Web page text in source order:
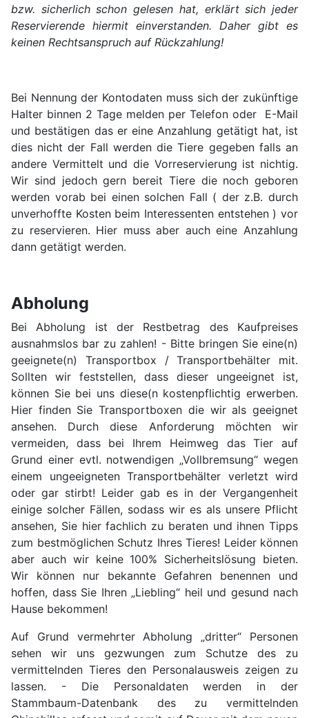
bzw. sicherlich schon gelesen hat, erklärt sich jeder
Reservierende hiermit einverstanden. Daher gibt es
keinen Rechtsanspruch auf Rückzahlung!
Bei Nennung der Kontodaten muss sich der zukünftige
Halter binnen 2 Tage melden per Telefon oder E-Mail
und bestätigen das er eine Anzahlung getätigt hat, ist
dies nicht der Fall werden die Tiere gegeben falls an
andere Vermittelt und die Vorreservierung ist nichtig.
Wir sind jedoch gern bereit Tiere die noch geboren
werden vorab bei einen solchen Fall ( der z.B. durch
unverhoffte Kosten beim Interessenten entstehen ) vor
zu reservieren. Hier muss aber auch eine Anzahlung
dann getätigt werden.
Abholung
Bei Abholung ist der Restbetrag des Kaufpreises
ausnahmslos bar zu zahlen! - Bitte bringen Sie eine(n)
geeignete(n) Transportbox / Transportbehälter mit.
Sollten wir feststellen, dass dieser ungeeignet ist,
können Sie bei uns diese(n kostenpflichtig erwerben.
Hier finden Sie Transportboxen die wir als geeignet
ansehen. Durch diese Anforderung möchten wir
vermeiden, dass bei Ihrem Heimweg das Tier auf
Grund einer evtl. notwendigen „Vollbremsung“ wegen
einem ungeeigneten Transportbehälter verletzt wird
oder gar stirbt! Leider gab es in der Vergangenheit
einige solcher Fällen, sodass wir es als unsere Pflicht
ansehen, Sie hier fachlich zu beraten und ihnen Tipps
zum bestmöglichen Schutz Ihres Tieres! Leider können
aber auch wir keine 100% Sicherheitslösung bieten.
Wir können nur bekannte Gefahren benennen und
hoffen, dass Sie Ihren „Liebling“ heil und gesund nach
Hause bekommen!
Auf Grund vermehrter Abholung „dritter“ Personen
sehen wir uns gezwungen zum Schutze des zu
vermittelnden Tieres den Personalausweis zeigen zu
lassen. - Die Personaldaten werden in der
Stammbaum-Datenbank des zu vermittelnden